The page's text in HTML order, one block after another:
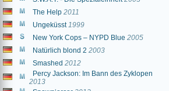
The Help 2011
Ungeküsst 1999
New York Cops – NYPD Blue 2005
Natürlich blond 2 2003
Smashed 2012
Percy Jackson: Im Bann des Zyklopen
2013